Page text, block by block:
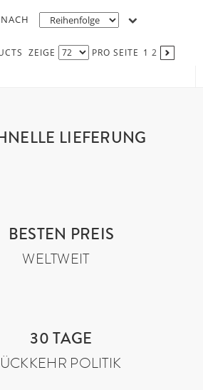
ZEIGE PRO SEITE 1 2
LIEFERUNG
BESTEN PREIS
WELTWEIT
30 TAGE
POLITIK